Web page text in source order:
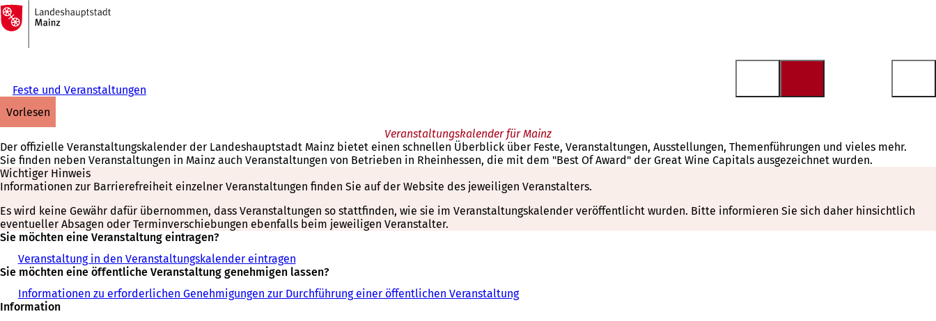
Inhalt anspringen
Zur
Startseite
Feste und Veranstaltungen
vorlesen
Veranstaltungskalender für Mainz
Der offizielle Veranstaltungskalender der Landeshauptstadt Mainz bietet einen schnellen Überblick über Feste, Veranstaltungen, Ausstellungen, Themenführungen und vieles mehr.
Sie finden neben Veranstaltungen in Mainz auch Veranstaltungen von Betrieben in Rheinhessen, die mit dem "Best Of Award" der Great Wine Capitals ausgezeichnet wurden.
Wichtiger Hinweis
Informationen zur Barrierefreiheit einzelner Veranstaltungen finden Sie auf der Website des jeweiligen Veranstalters.
Es wird keine Gewähr dafür übernommen, dass Veranstaltungen so stattfinden, wie sie im Veranstaltungskalender veröffentlicht wurden. Bitte informieren Sie sich daher hinsichtlich
eventueller Absagen oder Terminverschiebungen ebenfalls beim jeweiligen Veranstalter.
Sie möchten eine Veranstaltung eintragen?
Veranstaltung in den Veranstaltungskalender eintragen
Sie möchten eine öffentliche Veranstaltung genehmigen lassen?
Informationen zu erforderlichen Genehmigungen zur Durchführung einer öffentlichen Veranstaltung
Information